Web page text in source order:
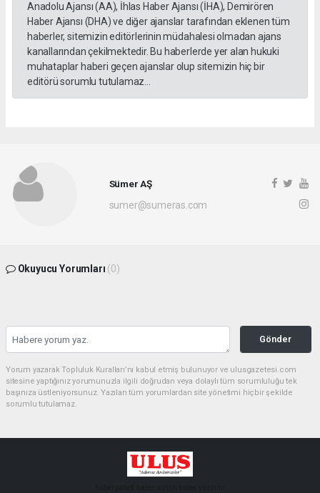
Anadolu Ajansı (AA), İhlas Haber Ajansı (İHA), Demirören
Haber Ajansı (DHA) ve diğer ajanslar tarafından eklenen tüm
haberler, sitemizin editörlerinin müdahalesi olmadan ajans
kanallarından çekilmektedir. Bu haberlerde yer alan hukuki
muhataplar haberi geçen ajanslar olup sitemizin hiç bir
editörü sorumlu tutulamaz...
Sümer AŞ
sumer@sumeras.com
Okuyucu Yorumları (0)
Gönder
Yorum yazarak Topluluk Kuralları’nı kabul etmiş bulunuyor ve ulusgazetesi.com
sitesine yaptığınız yorumunuzla ilgili doğrudan veya dolaylı tüm sorumluluğu tek
başınıza üstleniyorsunuz. Yazılan tüm yorumlardan site yönetimi hiçbir şekilde
sorumlu tutulamaz.